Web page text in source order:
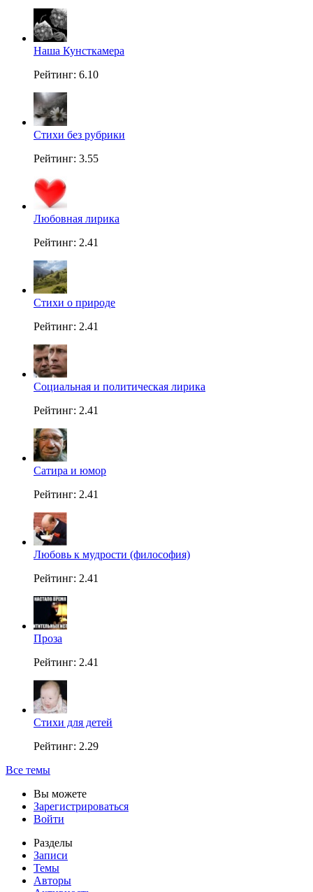
Наша Кунсткамера
Рейтинг: 6.10
Стихи без рубрики
Рейтинг: 3.55
Любовная лирика
Рейтинг: 2.41
Стихи о природе
Рейтинг: 2.41
Социальная и политическая лирика
Рейтинг: 2.41
Сатира и юмор
Рейтинг: 2.41
Любовь к мудрости (философия)
Рейтинг: 2.41
Проза
Рейтинг: 2.41
Стихи для детей
Рейтинг: 2.29
Все темы
Вы можете
Зарегистрироваться
Войти
Разделы
Записи
Темы
Авторы